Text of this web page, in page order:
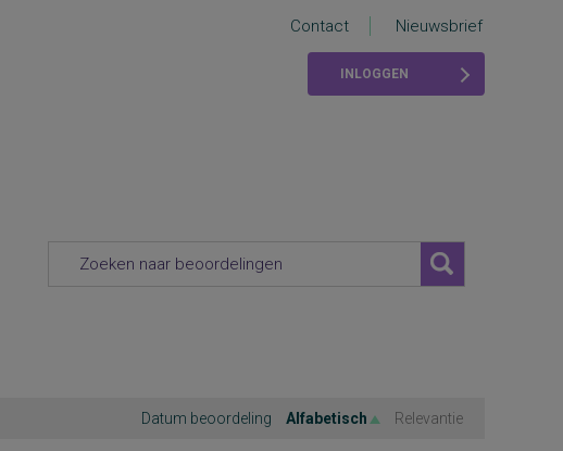
Contact Nieuwsbrief
INLOGGEN
Datum beoordeling Alfabetisch Relevantie